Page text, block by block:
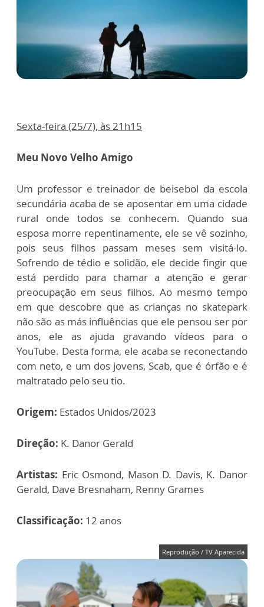
Sexta-feira (25/7), às 21h15
Meu Novo Velho Amigo
Um professor e treinador de beisebol da escola
secundária acaba de se aposentar em uma cidade
rural onde todos se conhecem. Quando sua
esposa morre repentinamente, ele se vê sozinho,
pois seus filhos passam meses sem visitá-lo.
Sofrendo de tédio e solidão, ele decide fingir que
está perdido para chamar a atenção e gerar
preocupação em seus filhos. Ao mesmo tempo
em que descobre que as crianças no skatepark
não são as más influências que ele pensou ser por
anos, ele as ajuda gravando vídeos para o
YouTube. Desta forma, ele acaba se reconectando
com neto, e um dos jovens, Scab, que é órfão e é
maltratado pelo seu tio.
Origem: Estados Unidos/2023
Direção: K. Danor Gerald
Artistas: Eric Osmond, Mason D. Davis, K. Danor
Gerald, Dave Bresnaham, Renny Grames
Classificação: 12 anos
Reprodução / TV Aparecida